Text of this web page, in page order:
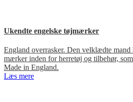
Ukendte engelske tøjmærker
England overrasker. Den velklædte mand
mærker inden for herretøj og tilbehør,
Made in England.
Læs mere